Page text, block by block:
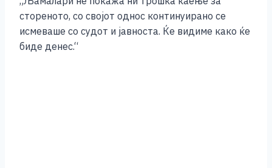
стореното, со својот однос континуирано се
исмеваше со судот и јавноста. Ќе видиме како ќе
биде денес.“